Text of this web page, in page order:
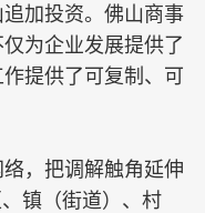
加投资。佛山商事
为企业发展提供了
提供了可复制、可
，把调解触角延伸
镇（街道）、村